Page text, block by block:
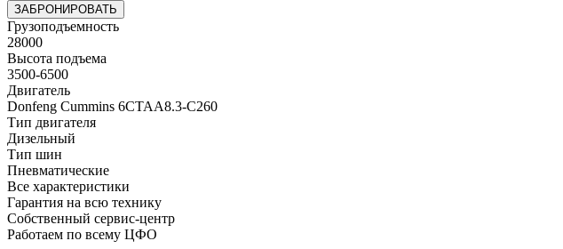
ЗАБРОНИРОВАТЬ
Грузоподъемность
28000
Высота подъема
3500-6500
Двигатель
Donfeng Cummins 6CTAA8.3-C260
Тип двигателя
Дизельный
Тип шин
Пневматические
Все характеристики
Гарантия на всю технику
Собственный сервис-центр
Работаем по всему ЦФО